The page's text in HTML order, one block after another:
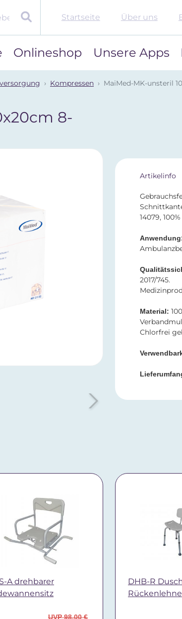
Startseite Über uns
Onlineshop Unsere Apps
Kompressen MaiMed-MK-unsteril
8-
Artikelinfo
14079,
2017/745.
Material:
Chlorfrei
A drehbarer
UVP 98,00 €
DHB-R
Rückenlehne